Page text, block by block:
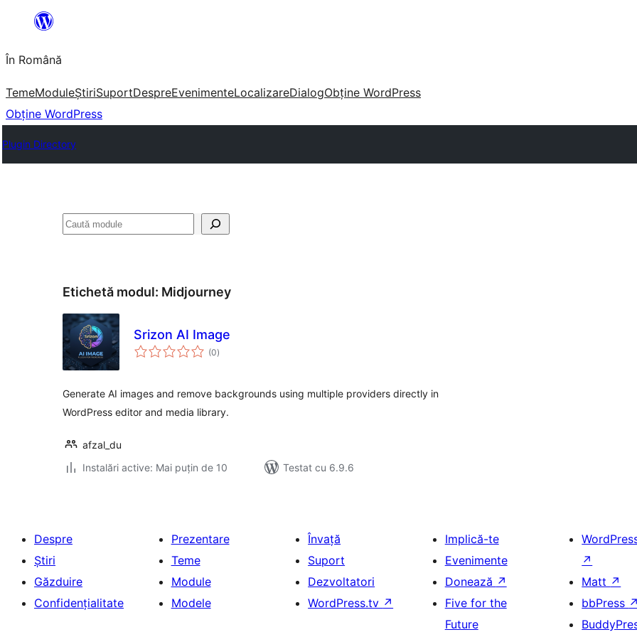
conținut
În Română
TemeModuleȘtiriSuportDespreEvenimenteLocalizareDialogObține WordPress
Obține WordPress
Plugin Directory
Caută
Etichetă modul: Midjourney
Srizon AI Image
(0total
aprecieri
)
Generate AI images and remove backgrounds using multiple providers directly in
WordPress editor and media library.
afzal_du
Instalări active: Mai puțin de 10
Testat cu 6.9.6
Despre
Știri
Găzduire
Confidențialitate
Prezentare
Teme
Module
Modele
Învață
Suport
Dezvoltatori
WordPress.tv ↗
Implică-te
Evenimente
Donează ↗
Five for the
Future
↗
Matt ↗
bbPress ↗